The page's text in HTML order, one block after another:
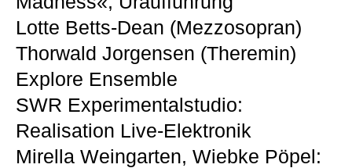
Lotte Betts-Dean (Mezzosopran)
Thorwald Jorgensen (Theremin)
Explore Ensemble
SWR Experimentalstudio:
Realisation Live-Elektronik
Mirella Weingarten, Wiebke Pöpel: